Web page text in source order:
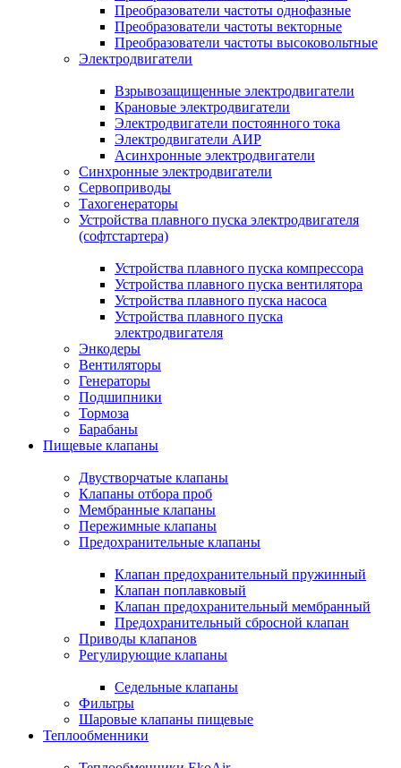
Преобразователи частоты однофазные
Преобразователи частоты векторные
Преобразователи частоты высоковольтные
Электродвигатели
Взрывозащищенные электродвигатели
Крановые электродвигатели
Электродвигатели постоянного тока
Электродвигатели АИР
Асинхронные электродвигатели
Синхронные электродвигатели
Сервоприводы
Тахогенераторы
Устройства плавного пуска электродвигателя
(софтстартера)
Устройства плавного пуска компрессора
Устройства плавного пуска вентилятора
Устройства плавного пуска насоса
Устройства плавного пуска
электродвигателя
Энкодеры
Вентиляторы
Генераторы
Подшипники
Тормоза
Барабаны
Пищевые клапаны
Двустворчатые клапаны
Клапаны отбора проб
Мембранные клапаны
Пережимные клапаны
Предохранительные клапаны
Клапан предохранительный пружинный
Клапан поплавковый
Клапан предохранительный мембранный
Предохранительный сбросной клапан
Приводы клапанов
Регулирующие клапаны
Седельные клапаны
Фильтры
Шаровые клапаны пищевые
Теплообменники